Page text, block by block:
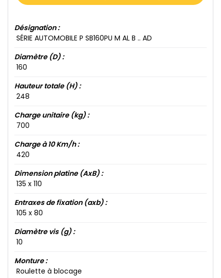
Désignation :
SÉRIE AUTOMOBILE P SB160​PU M AL B .. AD
Diamètre (D) :
160​
Hauteur totale (H) :
248​
Charge unitaire (kg) :
700​
Charge à 10 Km/h :
420​
Dimension platine (AxB) :
135​ x 110​
Entraxes de fixation (axb) :
105​ x 80​
Diamètre vis (g) :
10​
Monture :
Roulette à blocage